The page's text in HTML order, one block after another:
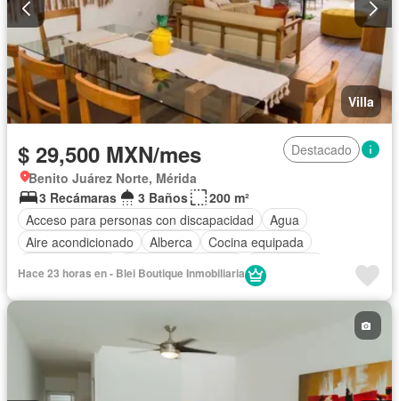
Villa
$ 29,500 MXN/mes
Destacado
Benito Juárez Norte, Mérida
3 Recámaras
3 Baños
200 m²
Acceso para personas con discapacidad
Agua
Aire acondicionado
Alberca
Cocina equipada
Electricidad
Internet
Recámara con closet
Sin amueblar
Hace 23 horas en - Blei Boutique Inmobiliaria